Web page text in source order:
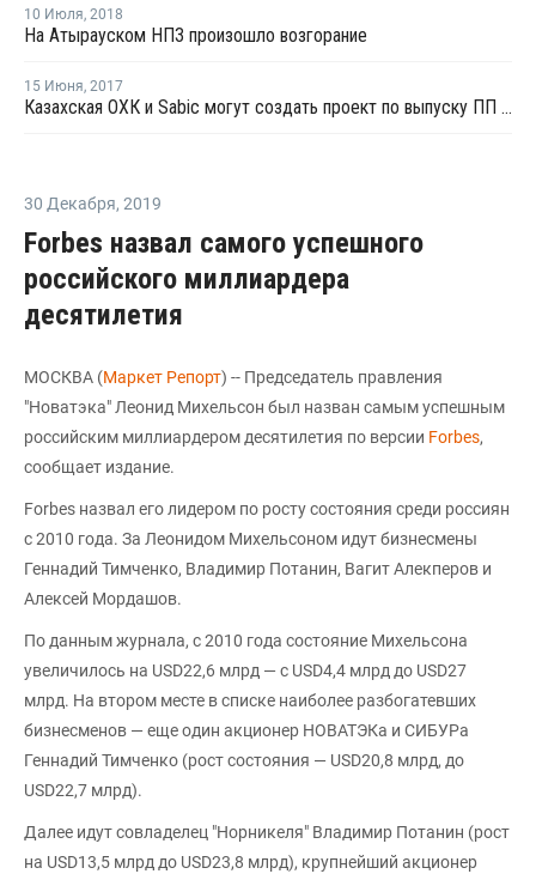
10 Июля, 2018
На Атырауском НПЗ произошло возгорание
15 Июня, 2017
Казахская ОХК и Sabic могут создать проект по выпуску ПП и ПЭ
30 Декабря, 2019
Forbes назвал самого успешного
российского миллиардера
десятилетия
МОСКВА (Маркет Репорт) -- Председатель правления
"Новатэка" Леонид Михельсон был назван самым успешным
российским миллиардером десятилетия по версии Forbes,
сообщает издание.
Forbes назвал его лидером по росту состояния среди россиян
с 2010 года. За Леонидом Михельсоном идут бизнесмены
Геннадий Тимченко, Владимир Потанин, Вагит Алекперов и
Алексей Мордашов.
По данным журнала, с 2010 года состояние Михельсона
увеличилось на USD22,6 млрд — с USD4,4 млрд до USD27
млрд. На втором месте в списке наиболее разбогатевших
бизнесменов — еще один акционер НОВАТЭКа и СИБУРа
Геннадий Тимченко (рост состояния — USD20,8 млрд, до
USD22,7 млрд).
Далее идут совладелец "Норникеля" Владимир Потанин (рост
на USD13,5 млрд до USD23,8 млрд), крупнейший акционер